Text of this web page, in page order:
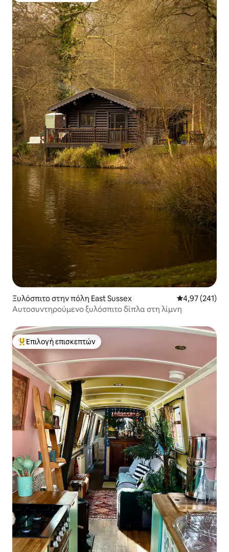
Ξυλόσπιτο στην πόλη East Sussex Μέση
4,97 (241)
Αυτοσυντηρούμενο ξυλόσπιτο δίπλα στη λίμνη
Κορυφαία επιλογή επισκεπτών
Επιλογή επισκεπτών